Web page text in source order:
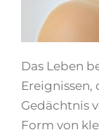
Das Leben
Gedächtnis
Form von